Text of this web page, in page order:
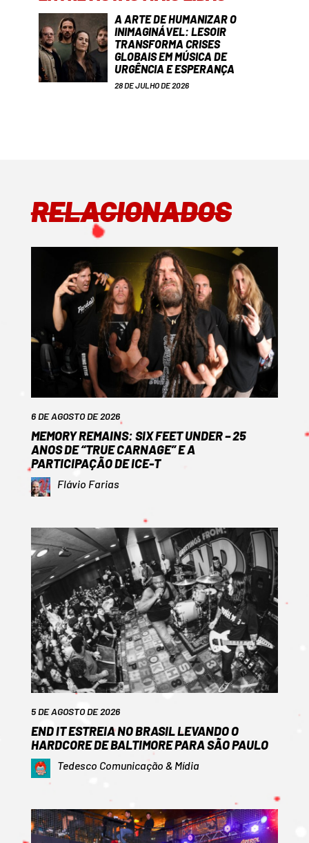
A ARTE DE HUMANIZAR O
INIMAGINÁVEL: LESOIR
TRANSFORMA CRISES
GLOBAIS EM MÚSICA DE
URGÊNCIA E ESPERANÇA
28 DE JULHO DE 2026
RELACIONADOS
6 DE AGOSTO DE 2026
MEMORY REMAINS: SIX FEET UNDER – 25
ANOS DE “TRUE CARNAGE” E A
PARTICIPAÇÃO DE ICE-T
Flávio Farias
5 DE AGOSTO DE 2026
END IT ESTREIA NO BRASIL LEVANDO O
HARDCORE DE BALTIMORE PARA SÃO PAULO
Tedesco Comunicação & Mídia